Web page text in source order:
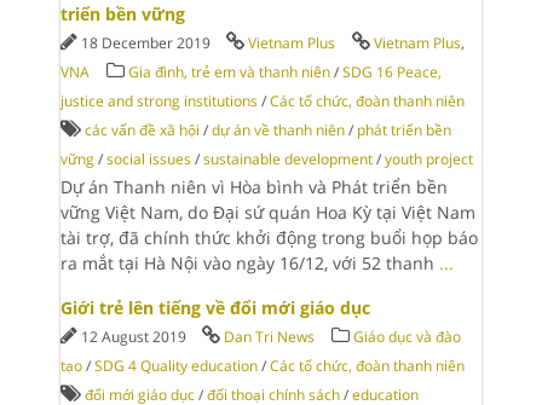
triển bền vững
18 December 2019 Vietnam Plus Vietnam Plus,
VNA
Gia đình, trẻ em và thanh niên /SDG 16 Peace,
justice and strong institutions /Các tổ chức, đoàn thanh niên
các vấn đề xã hội /dự án về thanh niên / phát triển bền
vững /social issues /sustainable development /youth project
Dự án Thanh niên vì Hòa bình và Phát triển bền
vững Việt Nam, do Đại sứ quán Hoa Kỳ tại Việt Nam
tài trợ, đã chính thức khởi động trong buổi họp báo
ra mắt tại Hà Nội vào ngày 16/12, với 52 thanh ...
Giới trẻ lên tiếng về đổi mới giáo dục
12 August 2019 Dan Tri News
Giáo dục và đào
tạo /SDG 4 Quality education /Các tổ chức, đoàn thanh niên
đổi mới giáo dục /đối thoại chính sách /education